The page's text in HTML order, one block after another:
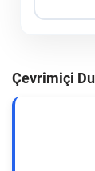
Çevrimiçi